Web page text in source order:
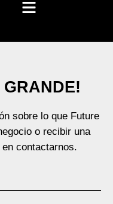
GRANDE!
sobre lo que Future
o recibir una
contactarnos.